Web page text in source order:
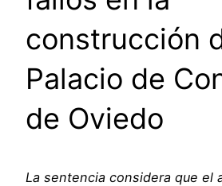
construcción
Palacio de
de Oviedo
La sentencia considera que el